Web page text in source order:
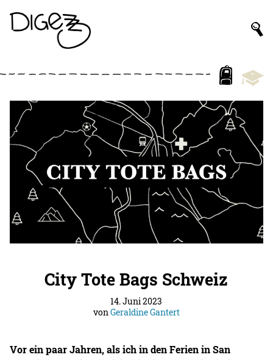
City Tote Bags Schweiz
14. Juni 2023
vonGeraldine Gantert
Vor ein paar Jahren, als ich in den Ferien in San